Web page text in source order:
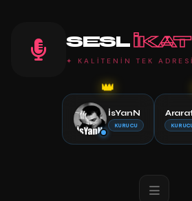
SESL IKAT
✦ KALİTENİN TEK
👑
İsYanN
KURUCU